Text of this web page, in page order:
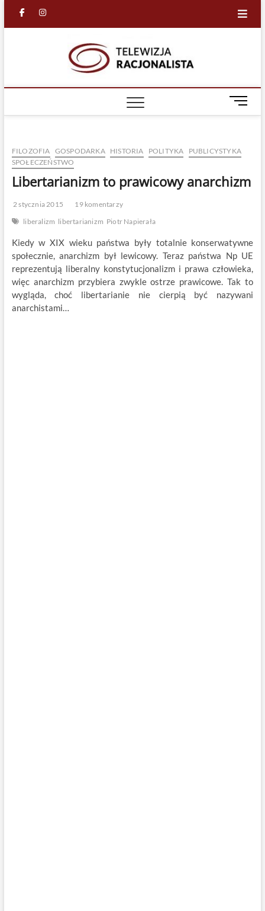
facebook
in
M
e
B
t
FILOZOFIA GOSPODARKA HISTORIA POLITYKA
PUBLICYSTYKA
SPOŁECZEŃSTWO
Libertarianizm to prawicowy anarchizm
2 stycznia 2015
19 komentarzy
liberalizm libertarianizm Piotr Napierała
Kiedy w XIX wieku państwa były totalnie konserwatywne
społecznie, anarchizm był lewicowy. Teraz państwa Np UE
reprezentują liberalny konstytucjonalizm i prawa człowieka,
więc anarchizm przybiera zwykle ostrze prawicowe. Tak to
wygląda, choć libertarianie nie cierpią być nazywani
anarchistami…